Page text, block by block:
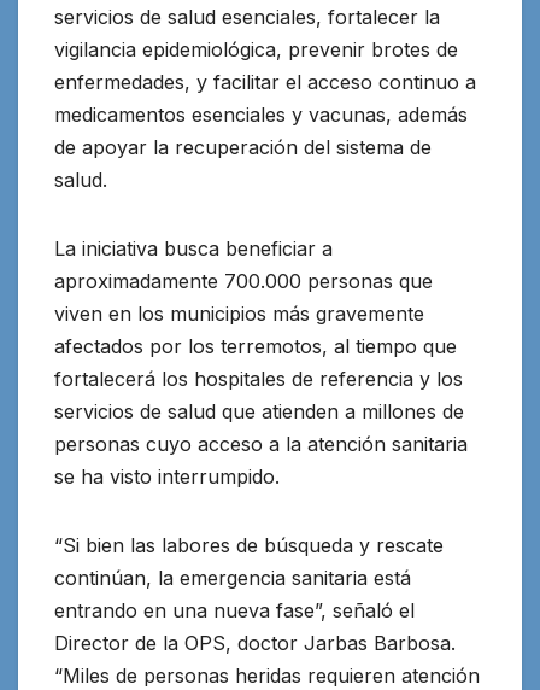
servicios de salud esenciales, fortalecer la
vigilancia epidemiológica, prevenir brotes de
enfermedades, y facilitar el acceso continuo a
medicamentos esenciales y vacunas, además
de apoyar la recuperación del sistema de
salud.
La iniciativa busca beneficiar a
aproximadamente 700.000 personas que
viven en los municipios más gravemente
afectados por los terremotos, al tiempo que
fortalecerá los hospitales de referencia y los
servicios de salud que atienden a millones de
personas cuyo acceso a la atención sanitaria
se ha visto interrumpido.
“Si bien las labores de búsqueda y rescate
continúan, la emergencia sanitaria está
entrando en una nueva fase”, señaló el
Director de la OPS, doctor Jarbas Barbosa.
“Miles de personas heridas requieren atención